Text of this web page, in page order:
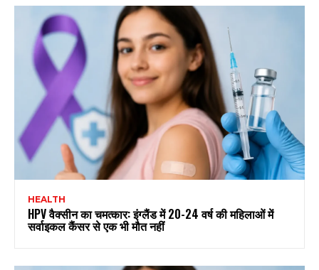
HEALTH
HPV वैक्सीन का चमत्कार: इंग्लैंड में 20-24 वर्ष की महिलाओं में
सर्वाइकल कैंसर से एक भी मौत नहीं